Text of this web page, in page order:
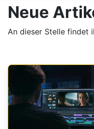
Neue
An dieser Stelle findet